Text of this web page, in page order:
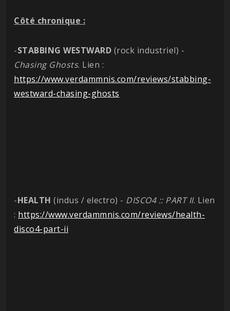
Côté chronique :
-STABBING WESTWARD (rock industriel) -
Chasing Ghosts. Lien :
https://www.verdammnis.com/reviews/stabbing-
westward-chasing-ghosts
-HEALTH (indus / electro) - DISCO4 :: PART II. Lien
: https://www.verdammnis.com/reviews/health-
disco4-part-ii